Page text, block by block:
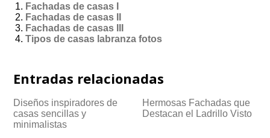
Fachadas de casas I
Fachadas de casas II
Fachadas de casas III
Tipos de casas labranza fotos
Entradas relacionadas
Diseños inspiradores de
casas sencillas y
minimalistas
Hermosas Fachadas que
Destacan el Ladrillo Visto